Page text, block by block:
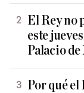
El Rey no
este
Palacio
Por qué el